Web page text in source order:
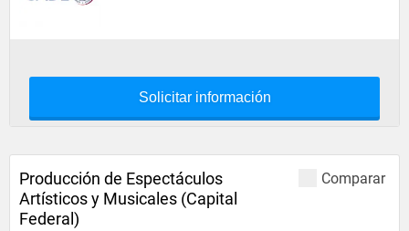
Solicitar información
Comparar
Producción de Espectáculos
Artísticos y Musicales (Capital
Federal)